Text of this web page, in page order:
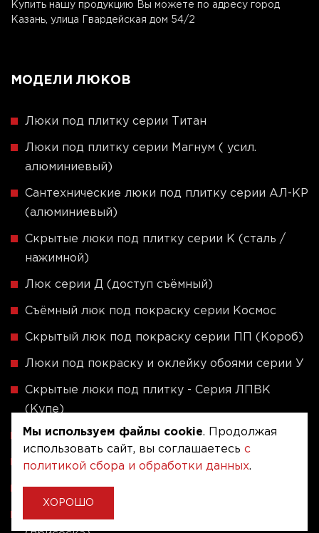
Купить нашу продукцию Вы можете по адресу город
Казань, улица Гвардейская дом 54/2
МОДЕЛИ ЛЮКОВ
Люки под плитку серии Титан
Люки под плитку серии Магнум ( усил.
алюминиевый)
Сантехнические люки под плитку серии АЛ-КР
(алюминиевый)
Скрытые люки под плитку серии K (сталь /
нажимной)
Люк серии Д (доступ съёмный)
Съёмный люк под покраску серии Космос
Скрытый люк под покраску серии ПП (Короб)
Люки под покраску и оклейку обоями серии У
Скрытые люки под плитку - Серия ЛПВК
(Купе)
Ревизионные люки серии A (сталь / присоска)
Напольные люки серии ФЛЮР
Рассчитать люк по индивидуальным размерам
Мы используем файлы cookie. Продолжая
использовать сайт, вы соглашаетесь с
политикой сбора и обработки данных.
ХОРОШО